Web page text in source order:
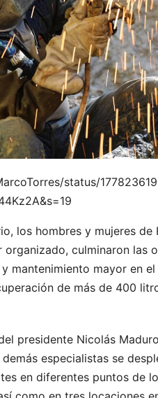
status/
los hombres y mujeres de
culminaron las
mantenimiento mayor en
de más de 400
presidente Nicolás
especialistas se
en diferentes puntos de